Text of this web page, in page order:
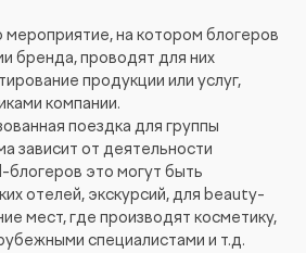
на котором блогеров
бренда, проводят для них
продукции или услуг,
компании.
поездка для группы
зависит от деятельности
это могут быть
отелей, экскурсий, для beauty-
мест, где производят косметику,
специалистами и т.д.